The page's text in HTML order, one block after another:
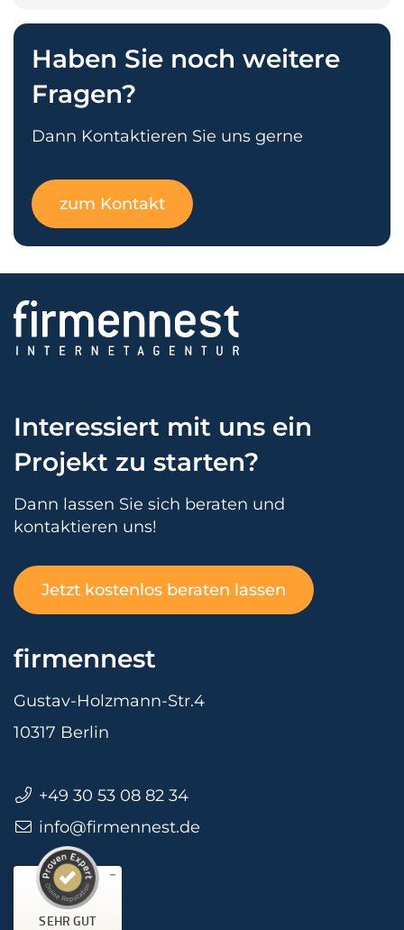
Haben Sie noch weitere
Fragen?
Dann Kontaktieren Sie uns gerne
zum Kontakt
Interessiert mit uns ein
Projekt zu starten?
Dann lassen Sie sich beraten und
kontaktieren uns!
Jetzt kostenlos beraten lassen
firmennest
Gustav-Holzmann-Str.4
10317 Berlin
+49 30 53 08 82 34
info@firmennest.de
SEHR GUT
Kundenbewertungen und Erfahrungen zu
SEHR GUT